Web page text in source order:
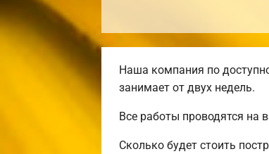
Наша компания по
занимает от двух недель.
Все работы проводятся на
Сколько будет стоить